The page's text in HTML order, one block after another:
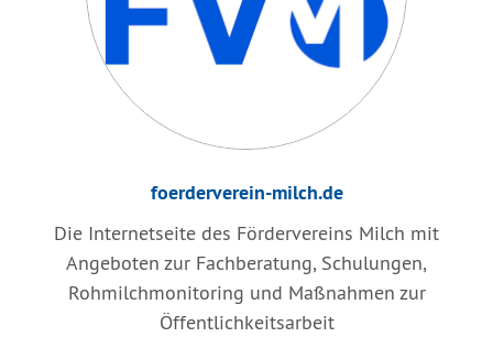
foerderverein-milch.de
Die Internetseite des Fördervereins Milch mit
Angeboten zur Fachberatung, Schulungen,
Rohmilchmonitoring und Maßnahmen zur
Öffentlichkeitsarbeit